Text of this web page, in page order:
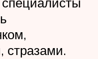
стразами.